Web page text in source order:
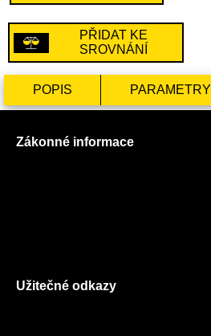
PŘIDAT KE
SROVNÁNÍ
POPIS PARAMETRY
Zákonné informace
Užitečné odkazy